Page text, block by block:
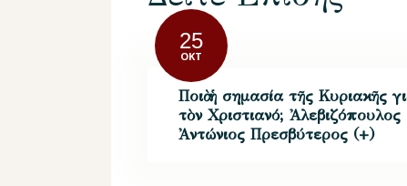
25
ΟΚΤ
Ποιὰ ἡ σημασία τῆς Κυριακῆς γιὰ
τὸν Χριστιανό; Ἀλεβιζόπουλος
Ἀντώνιος Πρεσβύτερος (+)